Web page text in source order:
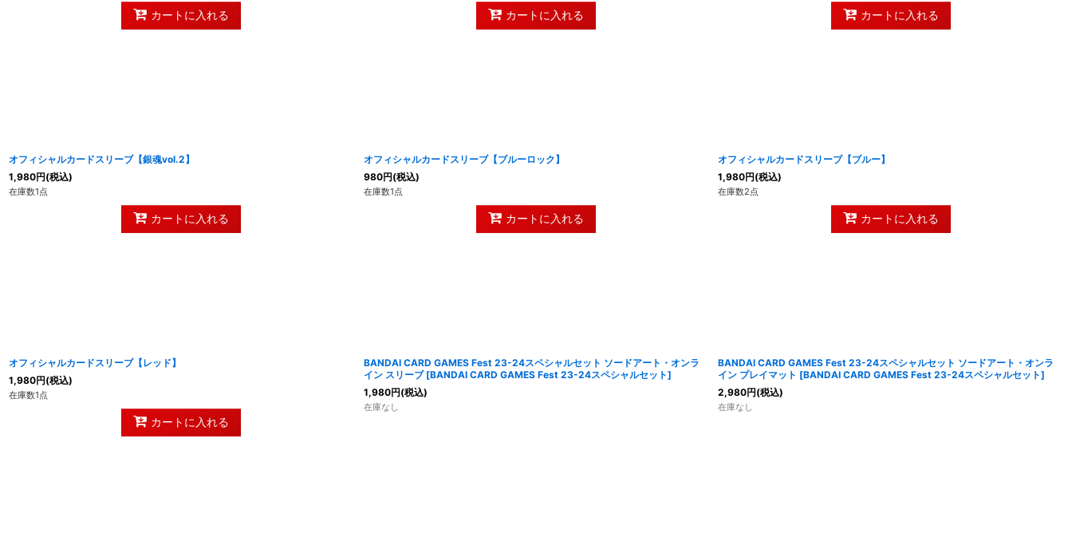
カートに入れる カートに入れる カートに入れる
オフィシャルカードスリーブ【銀魂vol.2】
1,980円(税込)
在庫数1点
カートに入れる
オフィシャルカードスリーブ【ブルーロック】
980円(税込)
在庫数1点
カートに入れる
オフィシャルカードスリーブ【ブルー】
1,980円(税込)
在庫数2点
カートに入れる
オフィシャルカードスリーブ【レッド】
1,980円(税込)
在庫数1点
カートに入れる
BANDAI CARD GAMES Fest 23-24スペシャルセット ソードアート・オンラ
イン スリーブ [BANDAI CARD GAMES Fest 23-24スペシャルセット]
1,980円(税込)
在庫なし
BANDAI CARD GAMES Fest 23-24スペシャルセット ソードアート・オンラ
イン プレイマット [BANDAI CARD GAMES Fest 23-24スペシャルセット]
2,980円(税込)
在庫なし